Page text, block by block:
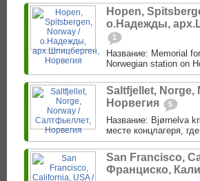
Hopen,
о.Надежды,
1
Название: Memorial
Norwegian station on
Saltfjellet, Norge,
Норвегия
5
Название: Bjørnelva
месте концлагеря,
San Francisco,
Франциско,